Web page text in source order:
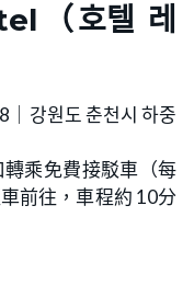
（호텔 레
강원도 춘천시 하중
乘免費接駁車（每
前往，車程約 10分